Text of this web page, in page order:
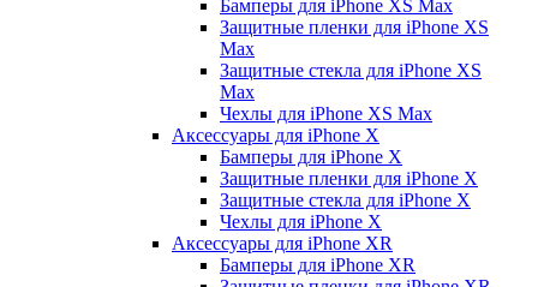
Бамперы для iPhone XS Max
Защитные пленки для iPhone XS
Max
Защитные стекла для iPhone XS
Max
Чехлы для iPhone XS Max
Аксессуары для iPhone X
Бамперы для iPhone X
Защитные пленки для iPhone X
Защитные стекла для iPhone X
Чехлы для iPhone X
Аксессуары для iPhone XR
Бамперы для iPhone XR